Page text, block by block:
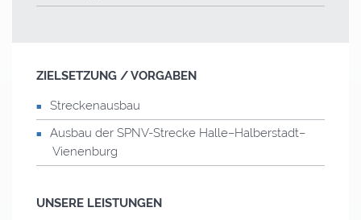
ZIELSETZUNG / VORGABEN
Streckenausbau
Ausbau der SPNV-Strecke Halle–Halberstadt–
Vienenburg
UNSERE LEISTUNGEN